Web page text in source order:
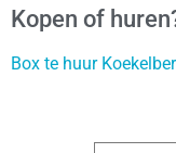
Kopen of
Box te huur